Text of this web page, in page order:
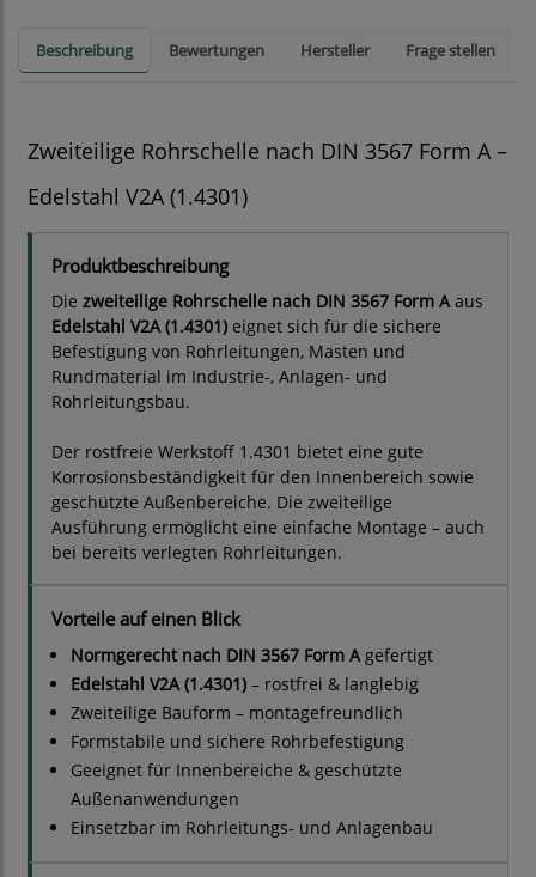
Beschreibung Bewertungen Hersteller Frage stellen
Zweiteilige Rohrschelle nach DIN 3567 Form A –
Edelstahl V2A (1.4301)
Produktbeschreibung
Die zweiteilige Rohrschelle nach DIN 3567 Form Aaus
Edelstahl V2A (1.4301) eignet sich für die sichere
Befestigung von Rohrleitungen, Masten und
Rundmaterial im Industrie-, Anlagen- und
Rohrleitungsbau.
Der rostfreie Werkstoff 1.4301 bietet eine gute
Korrosionsbeständigkeit für den Innenbereich sowie
geschützte Außenbereiche. Die zweiteilige
Ausführung ermöglicht eine einfache Montage – auch
bei bereits verlegten Rohrleitungen.
Vorteile auf einen Blick
Normgerecht nach DIN 3567 Form Agefertigt
Edelstahl V2A (1.4301) – rostfrei & langlebig
Zweiteilige Bauform – montagefreundlich
Formstabile und sichere Rohrbefestigung
Geeignet für Innenbereiche & geschützte
Außenanwendungen
Einsetzbar im Rohrleitungs- und Anlagenbau